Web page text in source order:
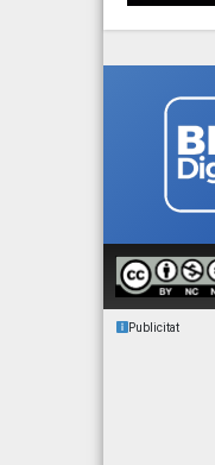
Publicitat